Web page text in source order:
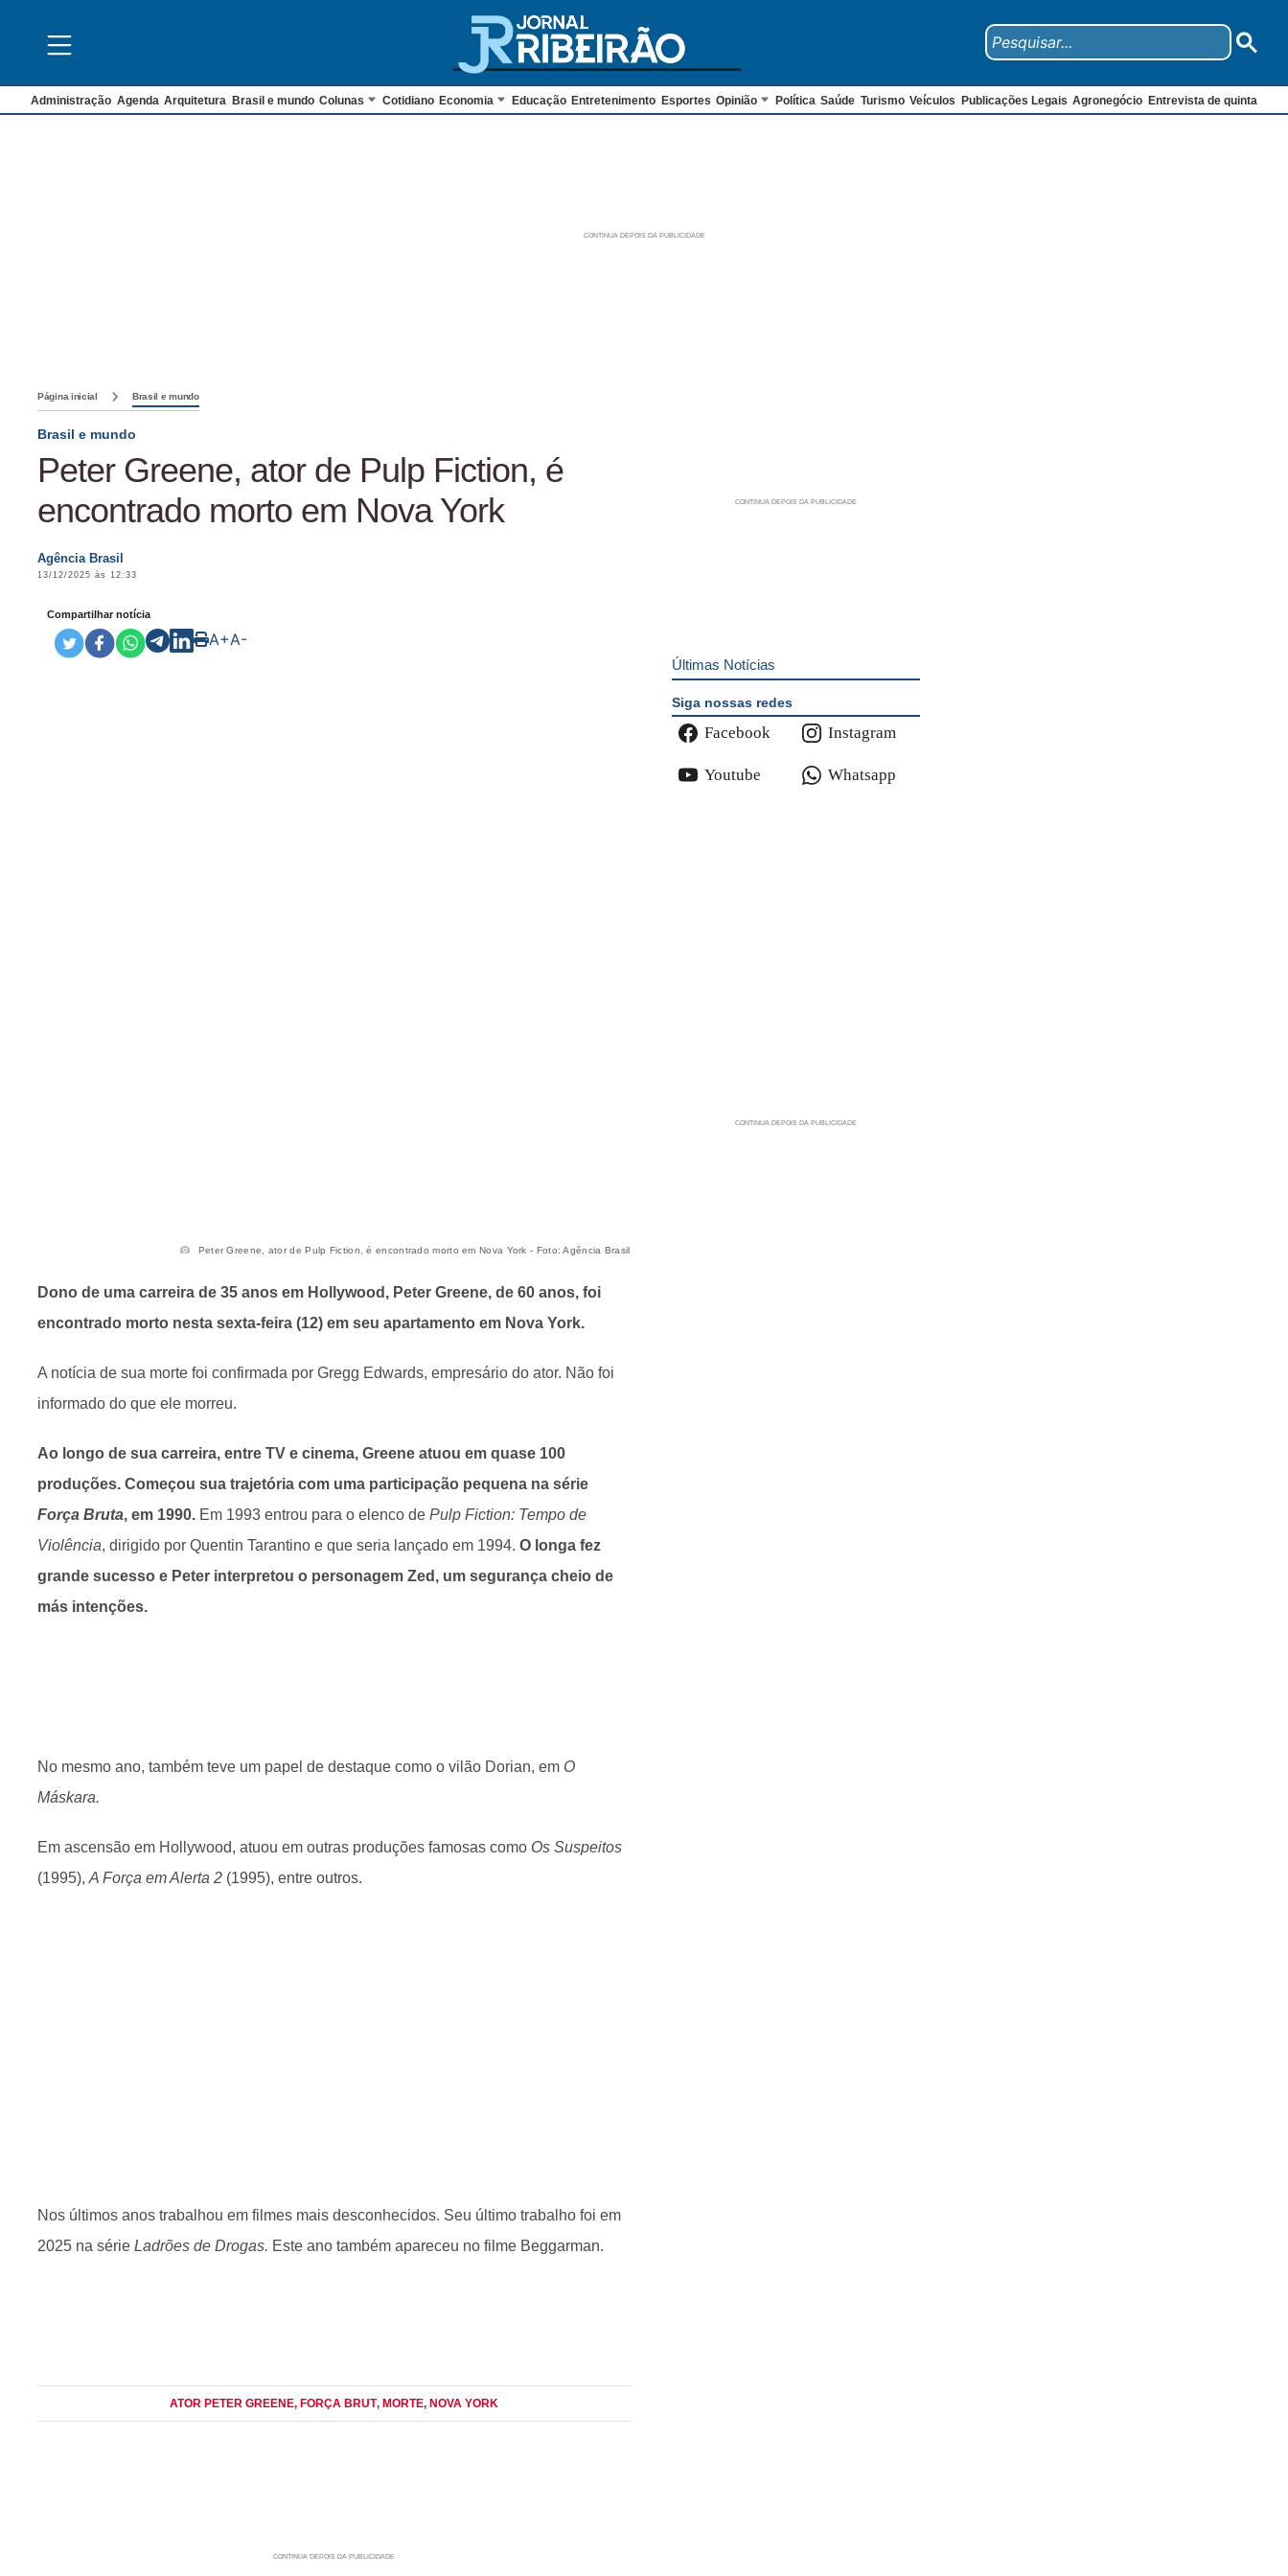
Administração Agenda Arquitetura Brasil e mundo Colunas Cotidiano Economia Educação Entretenimento Esportes Opinião Política Saúde Turismo Veículos Publicações Legais Agronegócio Entrevista de quinta
Página inicial Brasil e mundo
Brasil e mundo
Peter Greene, ator de Pulp Fiction, é
encontrado morto em Nova York
Agência Brasil
13/12/2025 às 12:33
Compartilhar notícia
A+A-
Peter Greene, ator de Pulp Fiction, é encontrado morto em Nova York - Foto: Agência Brasil
Dono de uma carreira de 35 anos em Hollywood, Peter Greene, de 60 anos, foi
encontrado morto nesta sexta-feira (12) em seu apartamento em Nova York.
A notícia de sua morte foi confirmada por Gregg Edwards, empresário do ator. Não foi
informado do que ele morreu.
Ao longo de sua carreira, entre TV e cinema, Greene atuou em quase 100
produções. Começou sua trajetória com uma participação pequena na série
Força Bruta, em 1990. Em 1993 entrou para o elenco de Pulp Fiction: Tempo de
Violência, dirigido por Quentin Tarantino e que seria lançado em 1994. O longa fez
grande sucesso e Peter interpretou o personagem Zed, um segurança cheio de
más intenções.
No mesmo ano, também teve um papel de destaque como o vilão Dorian, em O
Máskara.
Em ascensão em Hollywood, atuou em outras produções famosas como Os Suspeitos
(1995), A Força em Alerta 2 (1995), entre outros.
Nos últimos anos trabalhou em filmes mais desconhecidos. Seu último trabalho foi em
2025 na série Ladrões de Drogas. Este ano também apareceu no filme Beggarman.
ATOR PETER GREENE, FORÇA BRUT, MORTE, NOVA YORK
Últimas Notícias
Siga nossas redes
Facebook Instagram
Youtube Whatsapp